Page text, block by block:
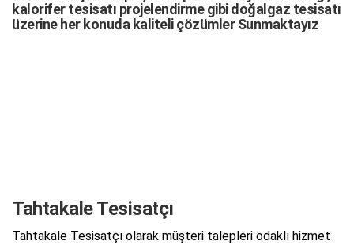
kalorifer tesisatı projelendirme gibi d oğalgaz tesisatı
üzerine her konuda kaliteli çözümler Sunmaktayız
Tahtakale Tesisatçı
Tahtakale Tesisatçı olarak müşteri talepleri odaklı hizmet